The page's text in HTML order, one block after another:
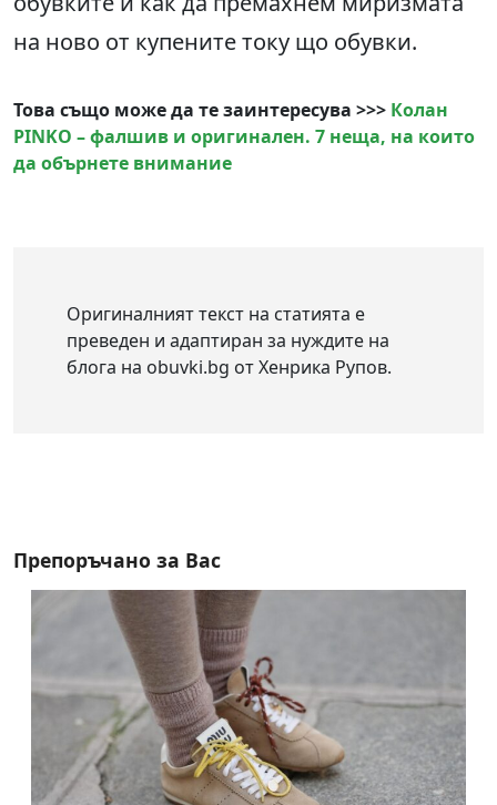
на ново от купените току що обувки.
Това също може да те заинтересува >>> Колан
PINKO – фалшив и оригинален. 7 неща, на които
да обърнете внимание
Оригиналният текст на статията е
преведен и адаптиран за нуждите на
блога на obuvki.bg от Хенрика Рупов.
Препоръчано за Вас